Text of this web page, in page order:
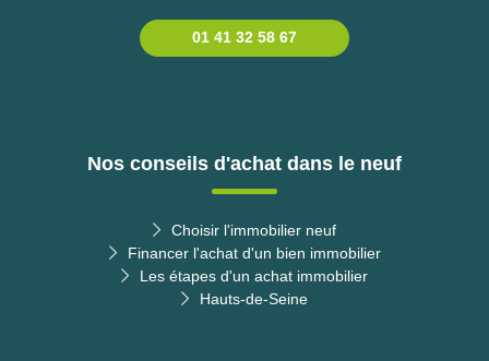
01 41 32 58 67
Nos conseils d'achat dans le neuf
Choisir l'immobilier neuf
Financer l'achat d'un bien immobilier
Les étapes d'un achat immobilier
Hauts-de-Seine